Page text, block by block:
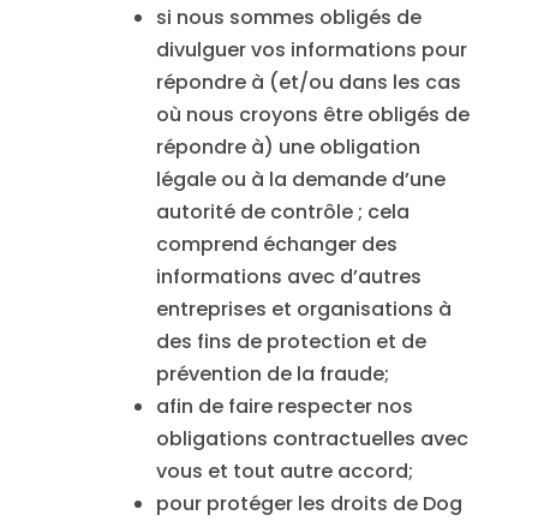
si nous sommes obligés de
divulguer vos informations pour
répondre à (et/ou dans les cas
où nous croyons être obligés de
répondre à) une obligation
légale ou à la demande d’une
autorité de contrôle ; cela
comprend échanger des
informations avec d’autres
entreprises et organisations à
des fins de protection et de
prévention de la fraude;
afin de faire respecter nos
obligations contractuelles avec
vous et tout autre accord;
pour protéger les droits de Dog